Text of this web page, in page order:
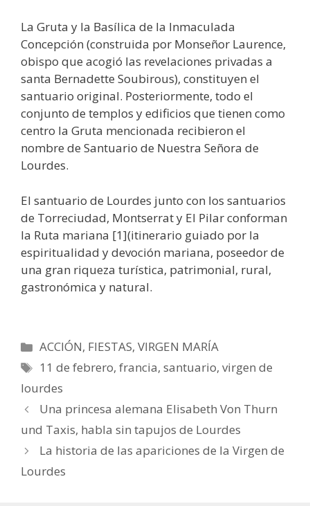
La Gruta y la Basílica de la Inmaculada
Concepción (construida por Monseñor Laurence,
obispo que acogió las revelaciones privadas a
santa Bernadette Soubirous), constituyen el
santuario original. Posteriormente, todo el
conjunto de templos y edificios que tienen como
centro la Gruta mencionada recibieron el
nombre de Santuario de Nuestra Señora de
Lourdes.
El santuario de Lourdes junto con los santuarios
de Torreciudad, Montserrat y El Pilar conforman
la Ruta mariana [1](itinerario guiado por la
espiritualidad y devoción mariana, poseedor de
una gran riqueza turística, patrimonial, rural,
gastronómica y natural.
Categorías
ACCIÓN, FIESTAS,VIRGEN MARÍA
Etiquetas
11 de febrero,francia,santuario,virgen de
lourdes
Una princesa alemana Elisabeth Von Thurn
und Taxis, habla sin tapujos de Lourdes
La historia de las apariciones de la Virgen de
Lourdes